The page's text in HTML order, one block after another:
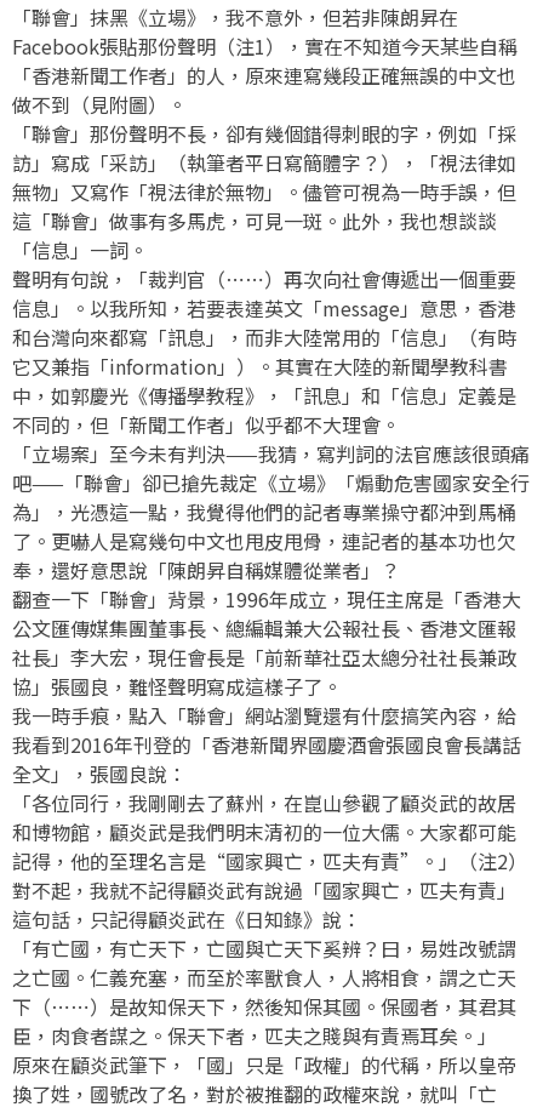
「聯會」抹黑《立場》，我不意外，但若非陳朗昇在
Facebook張貼那份聲明（注1），實在不知道今天某些自稱
「香港新聞工作者」的人，原來連寫幾段正確無誤的中文也
做不到（見附圖）。
「聯會」那份聲明不長，卻有幾個錯得刺眼的字，例如「採
訪」寫成「采訪」（執筆者平日寫簡體字？），「視法律如
無物」又寫作「視法律於無物」。儘管可視為一時手誤，但
這「聯會」做事有多馬虎，可見一斑。此外，我也想談談
「信息」一詞。
聲明有句說，「裁判官（⋯⋯）再次向社會傳遞出一個重要
信息」。以我所知，若要表達英文「message」意思，香港
和台灣向來都寫「訊息」，而非大陸常用的「信息」（有時
它又兼指「information」）。其實在大陸的新聞學教科書
中，如郭慶光《傳播學教程》，「訊息」和「信息」定義是
不同的，但「新聞工作者」似乎都不大理會。
「立場案」至今未有判決——我猜，寫判詞的法官應該很頭痛
吧——「聯會」卻已搶先裁定《立場》「煽動危害國家安全行
為」，光憑這一點，我覺得他們的記者專業操守都沖到馬桶
了。更嚇人是寫幾句中文也甩皮甩骨，連記者的基本功也欠
奉，還好意思說「陳朗昇自稱媒體從業者」？
翻查一下「聯會」背景，1996年成立，現任主席是「香港大
公文匯傳媒集團董事長、總編輯兼大公報社長、香港文匯報
社長」李大宏，現任會長是「前新華社亞太總分社社長兼政
協」張國良，難怪聲明寫成這樣子了。
我一時手痕，點入「聯會」網站瀏覽還有什麼搞笑內容，給
我看到2016年刊登的「香港新聞界國慶酒會張國良會長講話
全文」，張國良說：
「各位同行，我剛剛去了蘇州，在崑山參觀了顧炎武的故居
和博物館，顧炎武是我們明末清初的一位大儒。大家都可能
記得，他的至理名言是“國家興亡，匹夫有責”。」（注2）
對不起，我就不記得顧炎武有說過「國家興亡，匹夫有責」
這句話，只記得顧炎武在《日知錄》說：
「有亡國，有亡天下，亡國與亡天下奚辨？曰，易姓改號謂
之亡國。仁義充塞，而至於率獸食人，人將相食，謂之亡天
下（⋯⋯）是故知保天下，然後知保其國。保國者，其君其
臣，肉食者謀之。保天下者，匹夫之賤與有責焉耳矣。」
原來在顧炎武筆下，「國」只是「政權」的代稱，所以皇帝
換了姓，國號改了名，對於被推翻的政權來說，就叫「亡